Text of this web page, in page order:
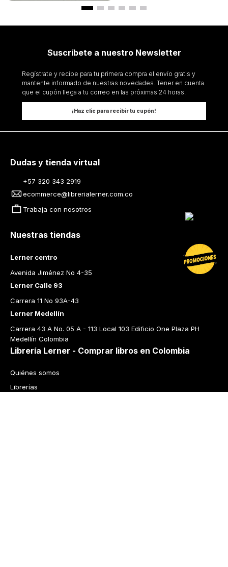
Suscríbete a nuestro Newsletter
Regístrate y recibe para tu primera compra el envío gratis y
mantente informado de nuestras novedades. Tener en cuenta
que el cupón llega a tu correo en las próximas 24 horas.
¡Haz clic para recibir tu cupón!
Dudas y tienda virtual
+57 320 343 2919
ecommerce@librerialerner.com.co
Trabaja con nosotros
Nuestras tiendas
Lerner centro
Avenida Jiménez No 4-35
Lerner Calle 93
Carrera 11 No 93A-43
Lerner Medellín
Carrera 43 A No. 05 A - 113 Local 103 Edificio One Plaza PH
Medellín Colombia
Librería Lerner - Comprar libros en Colombia
Quiénes somos
Librerías